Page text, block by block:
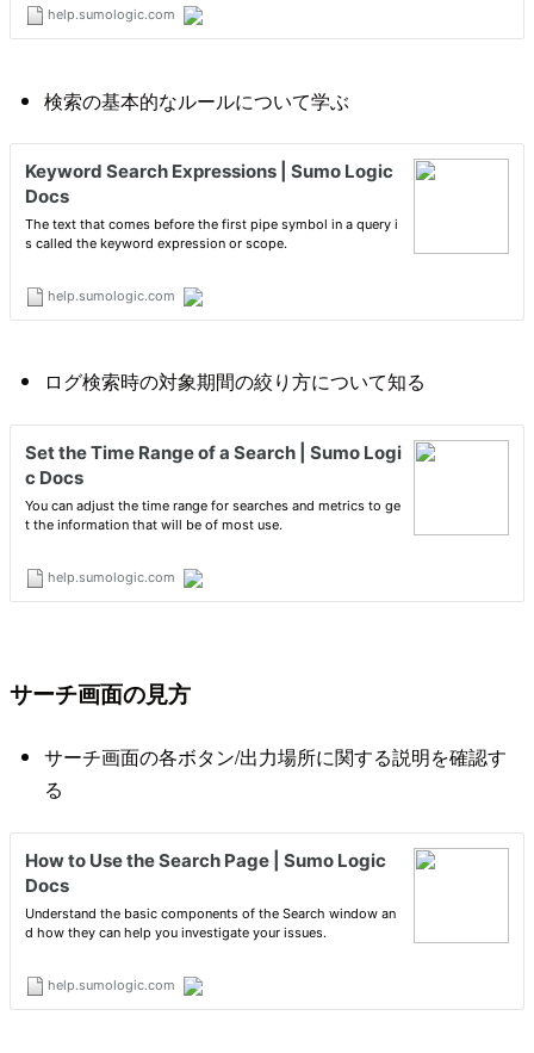
検索の基本的なルールについて学ぶ
ログ検索時の対象期間の絞り方について知る
サーチ画面の見方
サーチ画面の各ボタン/出力場所に関する説明を確認す
る